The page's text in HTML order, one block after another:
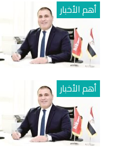
أهم الأخبار
أهم الأخبار